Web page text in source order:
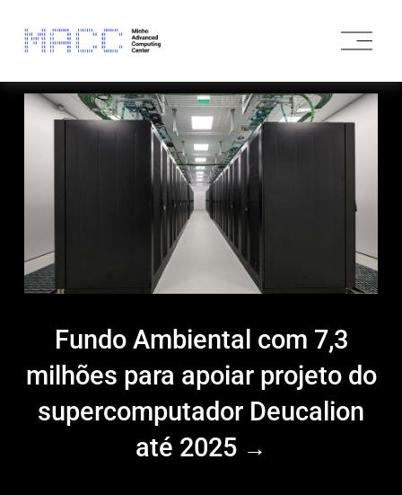
O
p
n
M
Fundo Ambiental com 7,3
milhões para apoiar projeto do
supercomputador Deucalion
até 2025